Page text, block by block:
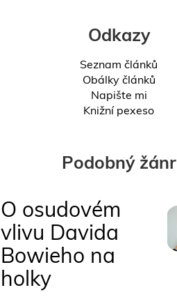
Odkazy
Seznam článků
Obálky článků
Napište mi
Knižní pexeso
Podobný žánr
O osudovém
vlivu Davida
Bowieho na
holky